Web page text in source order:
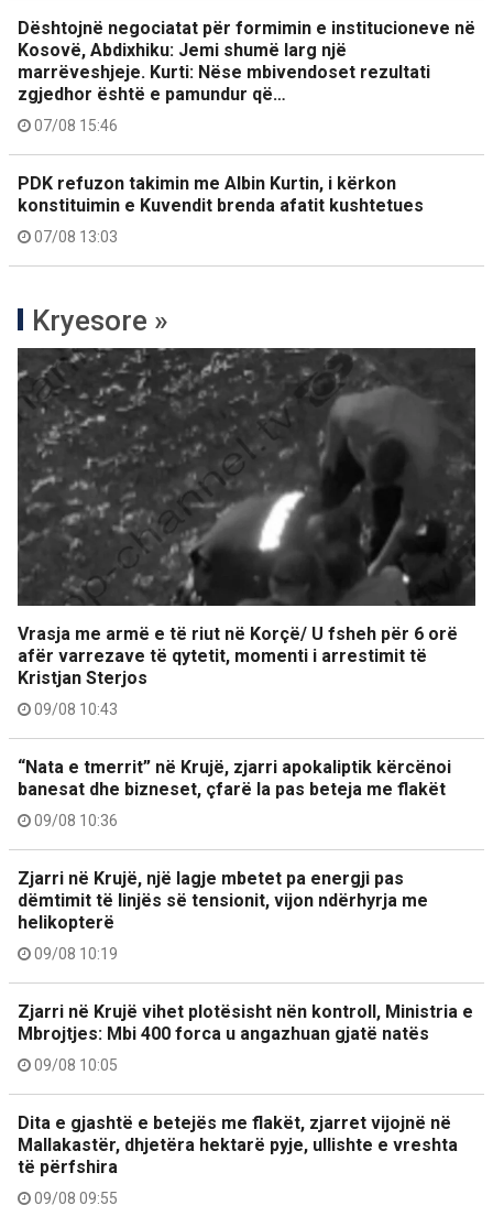
Dështojnë negociatat për formimin e institucioneve në
Kosovë, Abdixhiku: Jemi shumë larg një
marrëveshjeje. Kurti: Nëse mbivendoset rezultati
zgjedhor është e pamundur që…
07/08 15:46
PDK refuzon takimin me Albin Kurtin, i kërkon
konstituimin e Kuvendit brenda afatit kushtetues
07/08 13:03
Kryesore »
Vrasja me armë e të riut në Korçë/ U fsheh për 6 orë
afër varrezave të qytetit, momenti i arrestimit të
Kristjan Sterjos
09/08 10:43
“Nata e tmerrit” në Krujë, zjarri apokaliptik kërcënoi
banesat dhe bizneset, çfarë la pas beteja me flakët
09/08 10:36
Zjarri në Krujë, një lagje mbetet pa energji pas
dëmtimit të linjës së tensionit, vijon ndërhyrja me
helikopterë
09/08 10:19
Zjarri në Krujë vihet plotësisht nën kontroll, Ministria e
Mbrojtjes: Mbi 400 forca u angazhuan gjatë natës
09/08 10:05
Dita e gjashtë e betejës me flakët, zjarret vijojnë në
Mallakastër, dhjetëra hektarë pyje, ullishte e vreshta
të përfshira
09/08 09:55